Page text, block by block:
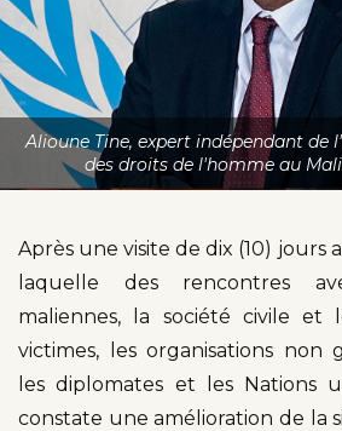
Alioune Tine, expert indépendant de
des droits de l'homme au
Après une visite de dix (10) jours
laquelle des rencontres
maliennes, la société civile et
victimes, les organisations non
les diplomates et les Nations
constate une amélioration de la